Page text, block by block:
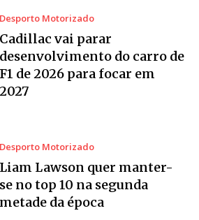
Desporto Motorizado
Cadillac vai parar
desenvolvimento do carro de
F1 de 2026 para focar em
2027
Desporto Motorizado
Liam Lawson quer manter-
se no top 10 na segunda
metade da época